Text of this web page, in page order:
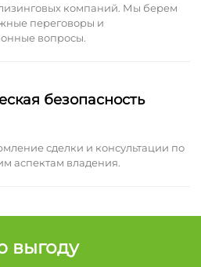
компаний. Мы берем
переговоры и
вопросы.
безопасность
сделки и консультации по
аспектам владения.
выгоду